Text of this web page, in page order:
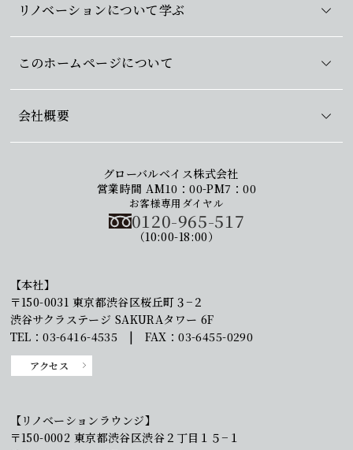
リノベーションについて学ぶ
このホームページについて
会社概要
グローバルベイス株式会社
営業時間 AM10：00-PM7：00
お客様専用ダイヤル
0120-965-517
（10:00-18:00）
【本社】
〒150-0031 東京都渋谷区桜丘町３−２
渋谷サクラステージ SAKURAタワー 6F
TEL：03-6416-4535 | FAX：03-6455-0290
アクセス
【リノベーションラウンジ】
〒150-0002 東京都渋谷区渋谷２丁目１５−１